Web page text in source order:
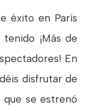
éxito en París
¡Más de
En
disfrutar de
se estrenó